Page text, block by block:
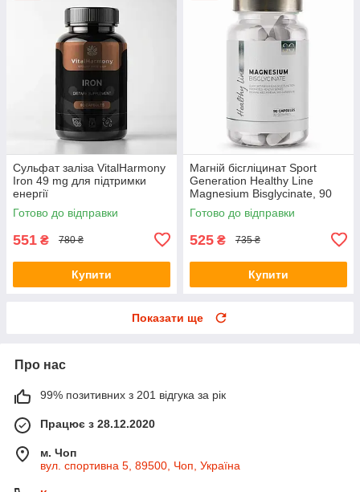
Сульфат заліза VitalHarmony
Iron 49 mg для підтримки
енергії
Готово до відправки
551 ₴ 780 ₴
Купити
Магній бісгліцинат Sport
Generation Healthy Line
Magnesium Bisglycinate, 90
капсул
Готово до відправки
525 ₴ 735 ₴
Купити
Показати ще
Про нас
99% позитивних з 201 відгука за рік
Працює з 28.12.2020
м. Чоп
вул. спортивна 5, 89500, Чоп, Україна